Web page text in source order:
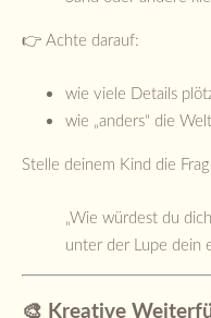
👉 Achte darauf:
wie viele Details
wie „anders“ die
Stelle deinem Kind die
„Wie würdest du
unter der Lupe dein
🎨 Kreative